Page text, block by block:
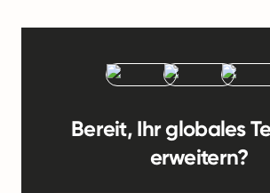
Bereit, Ihr globales
erweitern?